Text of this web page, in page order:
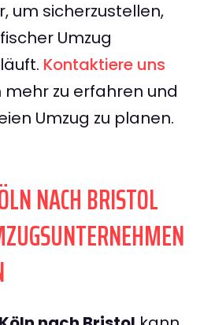
um sicherzustellen,
Umzug
Kontaktiere uns
zu erfahren und
Umzug zu planen.
NACH BRISTOL